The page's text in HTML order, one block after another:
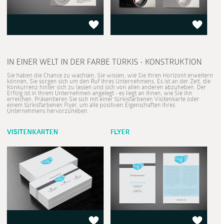
IN EINER WELT IN DER FARBE TÜRKIS - KONSTRUKTION
Sie haben die Chance zu wachsen, Sie wissen, wie Sie Ihren Horizont erweitern
können, Sie sorgen sich um den Ruf Ihres Unternehmens. Es ist an der Zeit, die
Konkurrenz hinter sich zu lassen und sich von allen anderen abzuheben. Der
Erfolg ist in Ihrem Unternehmen angelegt - es liegt an Ihnen, wie Sie ihn
erreichen. Präsentieren Sie sich mit einer türkisfarbenen Visitenkarte oder
einem türkisfarbenen Flyer, um alle positiven Eigenschaften Ihres
Unternehmens hervorzuheben.
VISITENKARTEN FLYER